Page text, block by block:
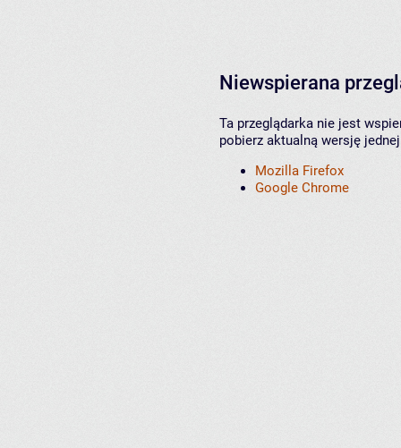
Niewspierana
Ta przeglądarka nie jest
pobierz aktualną wersję
Mozilla Firefox
Google Chrome